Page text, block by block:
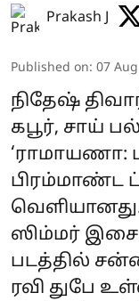
Prakash J
Published on: 07
நிதேஷ்
கபூர், சாய்
‘ராமாயணா:
பிரம்மாண்ட
ஸிம்மர்
படத்தில்
ரவி துபே